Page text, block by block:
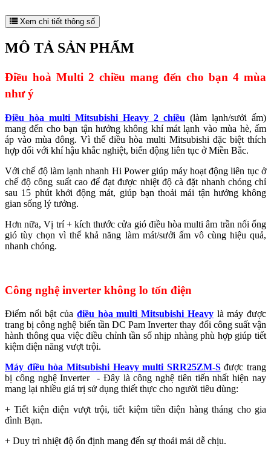
Xem chi tiết thông số
MÔ TẢ SẢN PHẨM
Điều hoà Multi 2 chiều mang đến cho bạn 4 mùa
như ý
Điều hòa multi Mitsubishi Heavy 2 chiều (làm lạnh/sưởi ấm)
mang đến cho bạn tận hưởng không khí mát lạnh vào mùa hè, ấm
áp vào mùa đông. Vì thế điều hòa multi Mitsubishi đặc biệt thích
hợp đối với khí hậu khắc nghiệt, biến động liên tục ở Miền Bắc.
Với chế độ làm lạnh nhanh Hi Power giúp máy hoạt động liên tục ở
chế độ công suất cao để đạt được nhiệt độ cà đặt nhanh chóng chỉ
sau 15 phút khởi động mát, giúp bạn thoải mái tận hưởng không
gian sống lý tưởng.
Hơn nữa, Vị trí + kích thước cửa gió điều hòa multi âm trần nối ống
gió tùy chọn vì thế khả năng làm mát/sưởi ấm vô cùng hiệu quả,
nhanh chóng.
Công nghệ inverter không lo tốn điện
Điểm nổi bật của điều hòa multi Mitsubishi Heavylà máy được
trang bị công nghệ biến tần DC Pam Inverter thay đổi công suất vận
hành thông qua việc điều chỉnh tần số nhịp nhàng phù hợp giúp tiết
kiệm điện năng vượt trội.
Máy điều hòa Mitsubishi Heavy multi SRR25ZM-Sđược trang
bị công nghệ Inverter - Đây là công nghệ tiên tiến nhất hiện nay
mang lại nhiều giá trị sử dụng thiết thực cho người tiêu dùng:
+ Tiết kiện điện vượt trội, tiết kiệm tiền điện hàng tháng cho gia
đình Bạn.
+ Duy trì nhiệt độ ổn định mang đến sự thoải mái dễ chịu.